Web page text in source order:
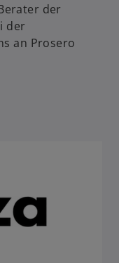
der
der
an Prosero